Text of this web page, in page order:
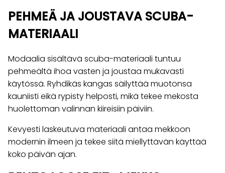
PEHMEÄ JA JOUSTAVA SCUBA-
MATERIAALI
Modaalia sisältävä scuba-materiaali tuntuu
pehmeältä ihoa vasten ja joustaa mukavasti
käytössä. Ryhdikäs kangas säilyttää muotonsa
kauniisti eikä rypisty helposti, mikä tekee mekosta
huolettoman valinnan kiireisiin päiviin.
Kevyesti laskeutuva materiaali antaa mekkoon
modernin ilmeen ja tekee siitä miellyttävän käyttää
koko päivän ajan.